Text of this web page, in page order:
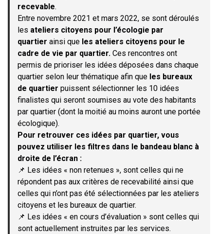
recevable.
Entre novembre 2021 et mars 2022, se sont déroulés
les ateliers citoyens pour l’écologie par
quartier ainsi que les ateliers citoyens pour le
cadre de vie par quartier. Ces rencontres ont
permis de prioriser les idées déposées dans chaque
quartier selon leur thématique afin que les bureaux
de quartier puissent sélectionner les 10 idées
finalistes qui seront soumises au vote des habitants
par quartier (dont la moitié au moins auront une portée
écologique).
Pour retrouver ces idées par quartier, vous
pouvez utiliser les filtres dans le bandeau blanc à
droite de l’écran :
📌 Les idées « non retenues », sont celles qui ne
répondent pas aux critères de recevabilité ainsi que
celles qui n’ont pas été sélectionnées par les ateliers
citoyens et les bureaux de quartier.
📌 Les idées « en cours d’évaluation » sont celles qui
sont actuellement instruites par les services.